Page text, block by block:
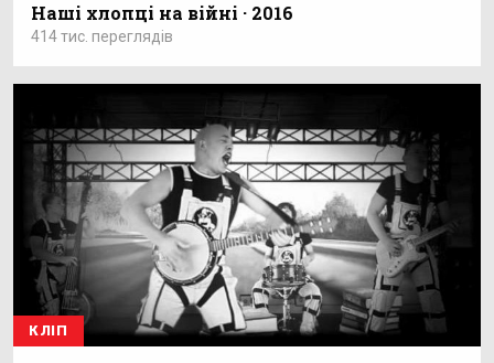
Наші хлопці на війні · 2016
414 тис. переглядів
КЛІП